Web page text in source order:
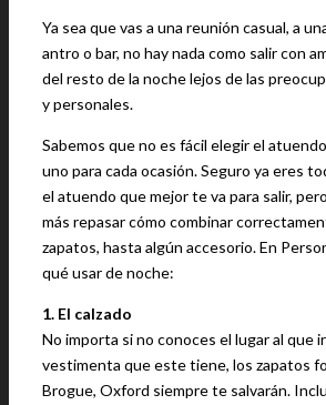
Ya sea que vas a una reunión casual, a
antro o bar, no hay nada como salir con
del resto de la noche lejos de las
y personales.
Sabemos que no es fácil elegir el
uno para cada ocasión. Seguro ya eres
el atuendo que mejor te va para salir,
más repasar cómo combinar
zapatos, hasta algún accesorio. En
qué usar de noche:
1. El calzado
No importa si no conoces el lugar al que
vestimenta que este tiene, los zapatos
Brogue, Oxford siempre te salvarán.